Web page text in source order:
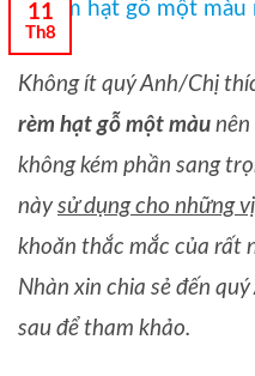
11
Th8
Không ít quý Anh/Chị
rèm hạt gỗ một màu nên
không kém phần sang
nàysử dụng cho những
khoăn thắc mắc của rất
Nhàn xin chia sẻ đến
sau để tham khảo.